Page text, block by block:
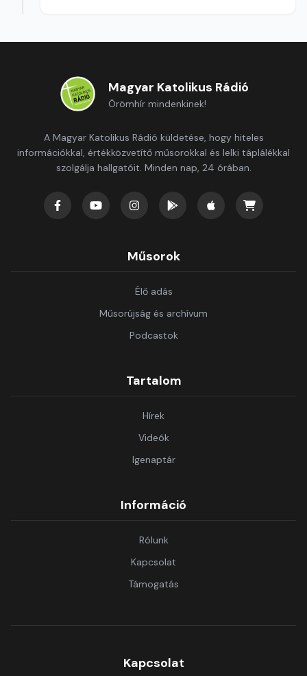
Magyar Katolikus Rádió
Örömhír mindenkinek!
A Magyar Katolikus Rádió küldetése, hogy hiteles
információkkal, értékközvetítő műsorokkal és lelki táplálékkal
szolgálja hallgatóit. Minden nap, 24 órában.
Műsorok
Élő adás
Műsorújság és archívum
Podcastok
Tartalom
Hírek
Videók
Igenaptár
Információ
Rólunk
Kapcsolat
Támogatás
Kapcsolat